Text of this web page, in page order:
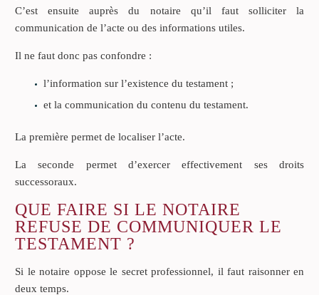
C’est ensuite auprès du notaire qu’il faut solliciter la
communication de l’acte ou des informations utiles.
Il ne faut donc pas confondre :
l’information sur l’existence du testament ;
et la communication du contenu du testament.
La première permet de localiser l’acte.
La seconde permet d’exercer effectivement ses droits
successoraux.
QUE FAIRE SI LE NOTAIRE
REFUSE DE COMMUNIQUER LE
TESTAMENT ?
Si le notaire oppose le secret professionnel, il faut raisonner en
deux temps.